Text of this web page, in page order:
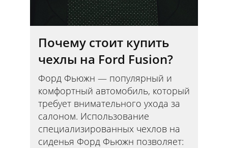
Почему стоит купить
чехлы на Ford Fusion?
Форд Фьюжн — популярный и
комфортный автомобиль, который
требует внимательного ухода за
салоном. Использование
специализированных чехлов на
сиденья Форд Фьюжн позволяет: